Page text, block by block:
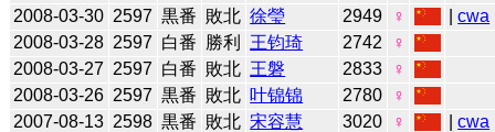
2008-03-30 2597 黒番 敗北 徐瑩 2949 ♀ |cwa
2008-03-28 2597 白番 勝利 王钧琦 2742
♀
2008-03-27 2597 白番 敗北 王磐 2833
♀
2008-03-26 2597 黒番 敗北 叶锦锦 2780
♀
2007-08-13 2598 黒番 敗北 宋容慧 3020 ♀ |cwa